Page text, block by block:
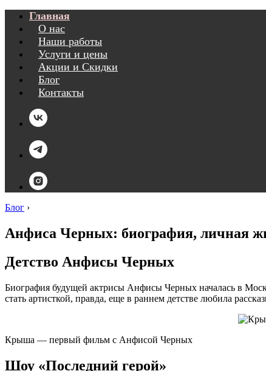
Главная
О нас
Наши работы
Услуги и цены
Акции и Скидки
Блог
Контакты
Блог ›
Анфиса Черных: биография, личная
Детство Анфисы Черных
Биография будущей актрисы Анфисы Черных началась в
стать артисткой, правда, еще в раннем детстве любила
Крыша — первый фильм с Анфисой Черных
Шоу «Последний герой»